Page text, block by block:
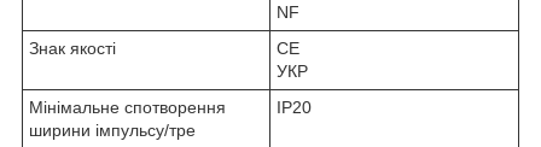
NF
Знак якості
CE
УКР
Мінімальне спотворення
ширини імпульсу/тре
IP20